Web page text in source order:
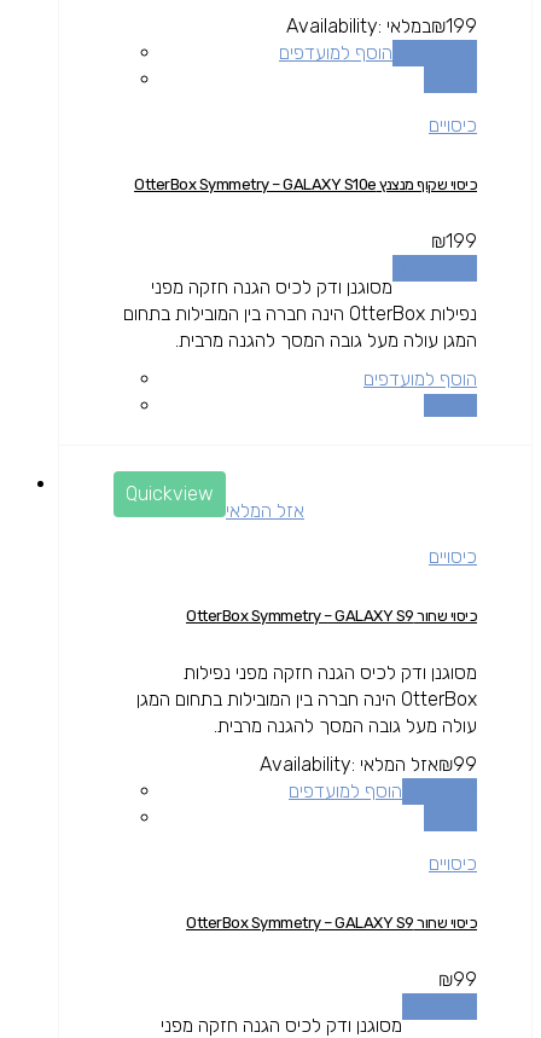
₪199
Availability: במלאי
הוסף למועדפים
כיסויים
כיסוי שקוף מנצנץ OtterBox Symmetry – GALAXY S10e
₪199
מסוגנן ודק לכיס הגנה חזקה מפני
נפילות OtterBox הינה חברה בין המובילות בתחום
המגן עולה מעל גובה המסך להגנה מרבית.
הוסף למועדפים
Quickview
אזל המלאי
כיסויים
כיסוי שחור OtterBox Symmetry – GALAXY S9
מסוגנן ודק לכיס הגנה חזקה מפני נפילות
OtterBox הינה חברה בין המובילות בתחום המגן
עולה מעל גובה המסך להגנה מרבית.
₪99
Availability: אזל המלאי
הוסף למועדפים
כיסויים
כיסוי שחור OtterBox Symmetry – GALAXY S9
₪99
מסוגנן ודק לכיס הגנה חזקה מפני